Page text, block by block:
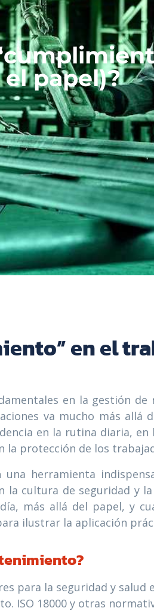
papel)?
en el
en la gestión de
va mucho más allá
en la rutina diaria, en
la protección de los
herramienta
cultura de seguridad y
más allá del papel, y
ilustrar la aplicación
para la seguridad y salud
ISO 18000 y otras